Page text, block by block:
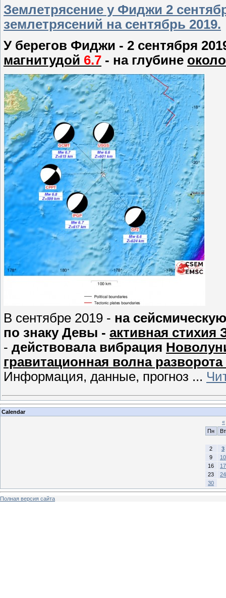
Землетрясение у Фиджи 2
землетрясений на сентябрь 2019.
У берегов Фиджи - 2 сентября
магнитудой 6.7 - на глубине
В сентябре 2019 - на
по знаку Девы - активная стихия
- действовала вибрация
гравитационная волна
Информация, данные, прогноз ...
Calendar
«
Пн
Вт
2
3
9
10
16
17
23
24
30
Полная версия сайта